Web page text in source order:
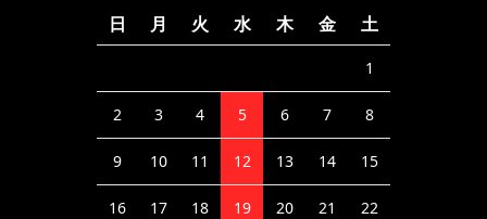
日
月 火 水 木 金 土
1
2 3 4 5 6 7 8
9 10 11 12 13 14 15
16 17 18 19 20 21 22